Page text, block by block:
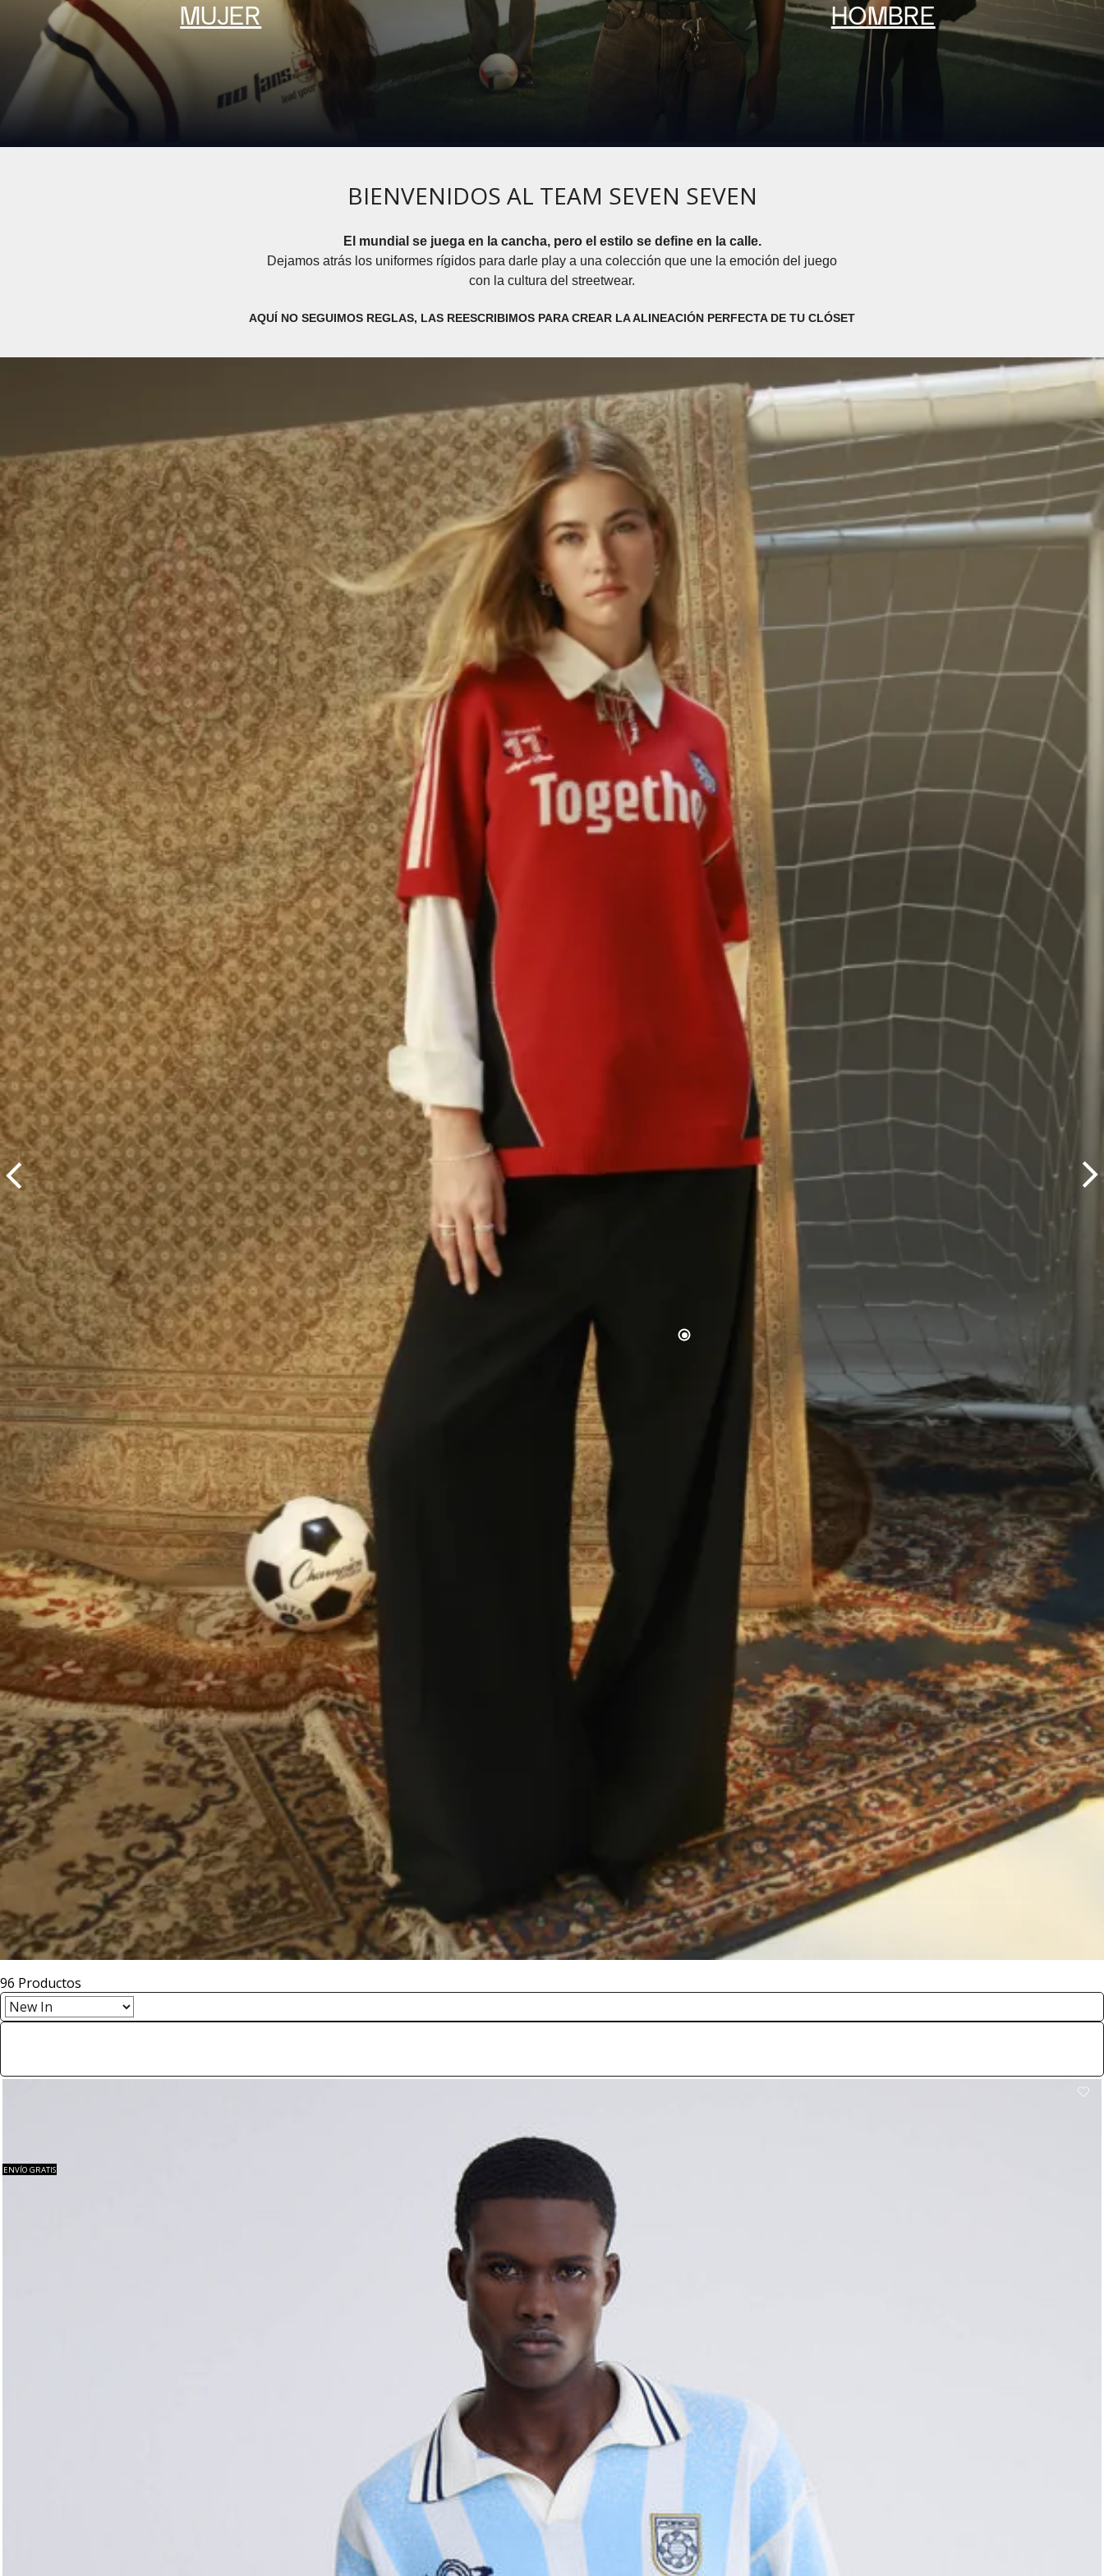
HOMBRE
MUJER
BIENVENIDOS AL TEAM SEVEN SEVEN
El mundial se juega en la cancha, pero el estilo se define en la calle.
Dejamos atrás los uniformes rígidos para darle play a una colección que une la emoción del juego
con la cultura del streetwear.
AQUÍ NO SEGUIMOS REGLAS, LAS REESCRIBIMOS PARA CREAR LA ALINEACIÓN PERFECTA DE TU CLÓSET
96 Productos
ENVÍO GRATIS